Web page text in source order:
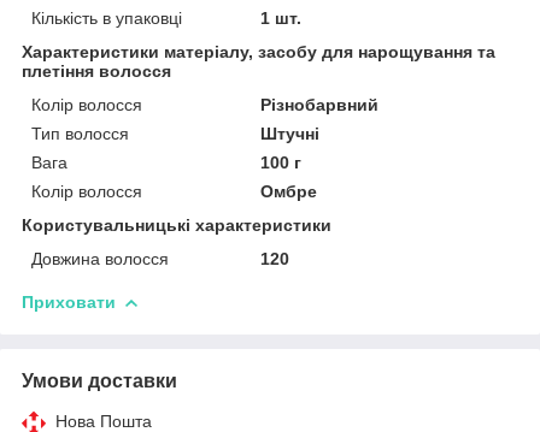
Кількість в упаковці
1 шт.
Характеристики матеріалу, засобу для нарощування та
плетіння волосся
Колір волосся
Різнобарвний
Тип волосся
Штучні
Вага
100 г
Колір волосся
Омбре
Користувальницькі характеристики
Довжина волосся
120
Приховати
Умови доставки
Нова Пошта